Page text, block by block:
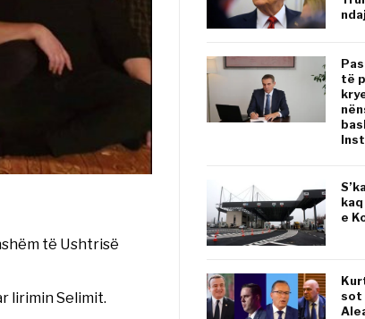
të Ushtrisë
lirimin Selimit.
të
e
sot